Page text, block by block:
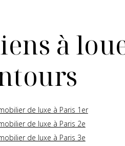
à
de luxe à Paris 1er
de luxe à Paris 2e
de luxe à Paris 3e